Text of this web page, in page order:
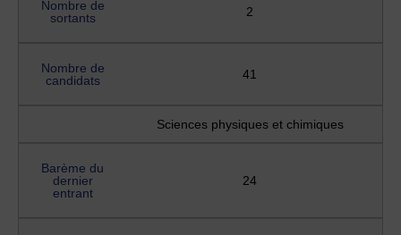
Nombre de
sortants
2
Nombre de
candidats
41
Sciences physiques et chimiques
Barème du
dernier
entrant
24